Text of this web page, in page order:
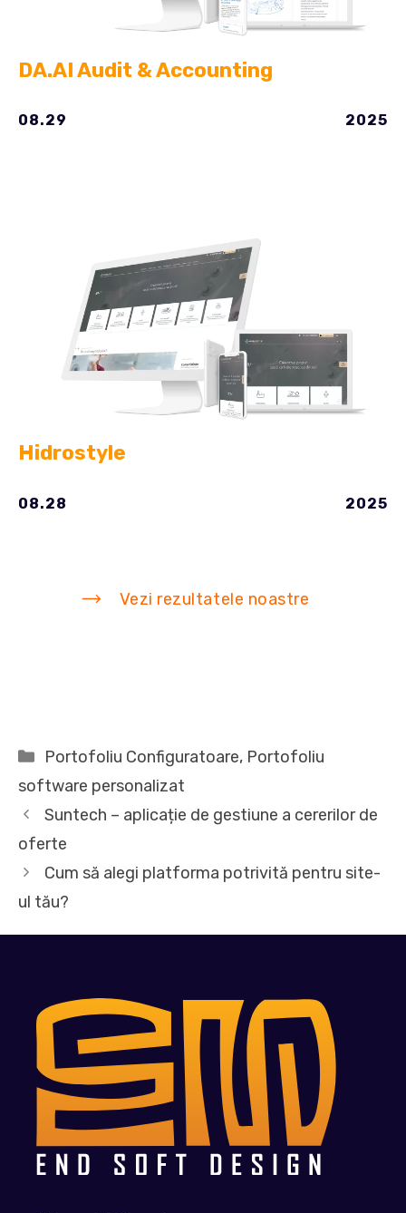
DA.AI Audit & Accounting
08.29 2025
Hidrostyle
08.28 2025
Vezi rezultatele noastre
Categorii
Portofoliu Configuratoare, Portofoliu
software personalizat
Suntech – aplicație de gestiune a cererilor de
oferte
Cum să alegi platforma potrivită pentru site-
ul tău?